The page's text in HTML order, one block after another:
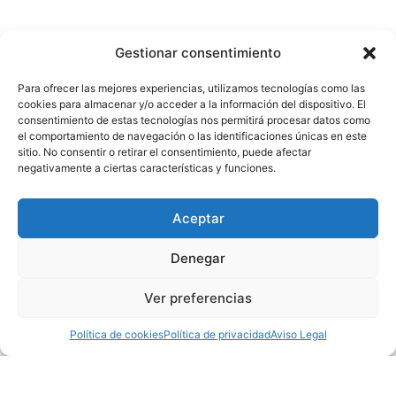
Gestionar consentimiento
Para ofrecer las mejores experiencias, utilizamos tecnologías como las
cookies para almacenar y/o acceder a la información del dispositivo. El
consentimiento de estas tecnologías nos permitirá procesar datos como
el comportamiento de navegación o las identificaciones únicas en este
sitio. No consentir o retirar el consentimiento, puede afectar
negativamente a ciertas características y funciones.
Aceptar
Denegar
Ver preferencias
Política de cookiesPolítica de privacidadAviso Legal
Términos y condiciones de compra
Política de cookies (UE)